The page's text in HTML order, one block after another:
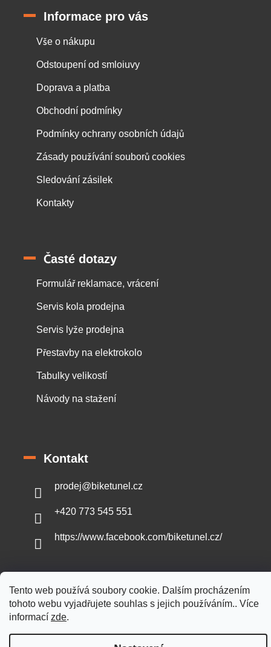
Tento web používá soubory cookie. Dalším procházením
tohoto webu vyjadřujete souhlas s jejich používáním.. Více
informací zde.
Informace pro vás
Vše o nákupu
Odstoupení od smloiuvy
Doprava a platba
Obchodní podmínky
Podmínky ochrany osobních údajů
Zásady používání souborů cookies
Sledování zásilek
Kontakty
Časté dotazy
Formulář reklamace, vrácení
Servis kola prodejna
Servis lyže prodejna
Přestavby na elektrokolo
Tabulky velikostí
Návody na stažení
Kontakt
prodej@biketunel.cz
+420 773 545 551
https://www.facebook.com/biketunel.cz/
Vytvořil Shoptet
Copyright 2026BikeTunel.cz. Všechna práva vyhrazena.